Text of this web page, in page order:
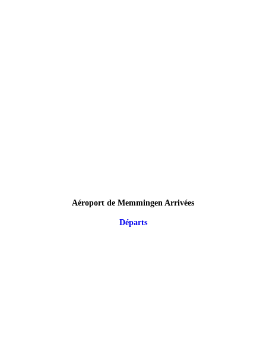
Aéroport de Memmingen Arrivées
Départs